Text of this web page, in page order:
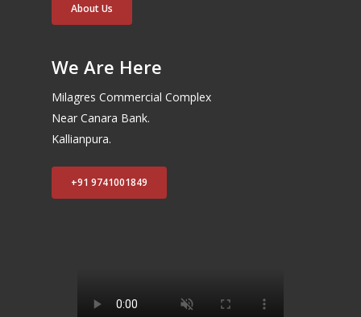
About Us
We Are Here
Milagres Commercial Complex
Near Canara Bank.
Kallianpura.
+91 9741001849